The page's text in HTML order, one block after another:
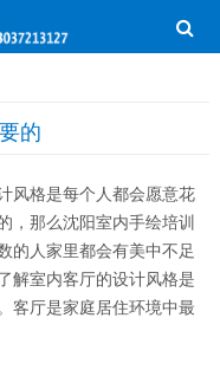
的
风格是每个人都会愿意花
，那么沈阳室内手绘培训
的人家里都会有美中不足
解室内客厅的设计风格是
客厅是家庭居住环境中最